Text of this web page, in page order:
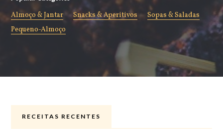
Almoço & Jantar Snacks & Aperitivos
Sopas & Saladas
Pequeno-Almoço
RECEITAS RECENTES